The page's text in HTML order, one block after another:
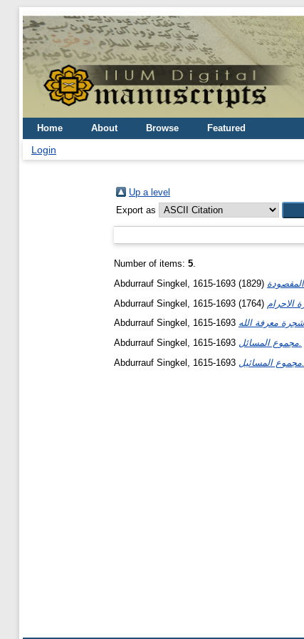
Home About Browse Featured
Login
Up a level
Export as
Number of items: 5.
Abdurrauf Singkel, 1615-1693 (1829)
Abdurrauf Singkel, 1615-1693 (1764)
Abdurrauf Singkel, 1615-1693
Abdurrauf Singkel, 1615-1693
مجموع المسائل.
Abdurrauf Singkel, 1615-1693